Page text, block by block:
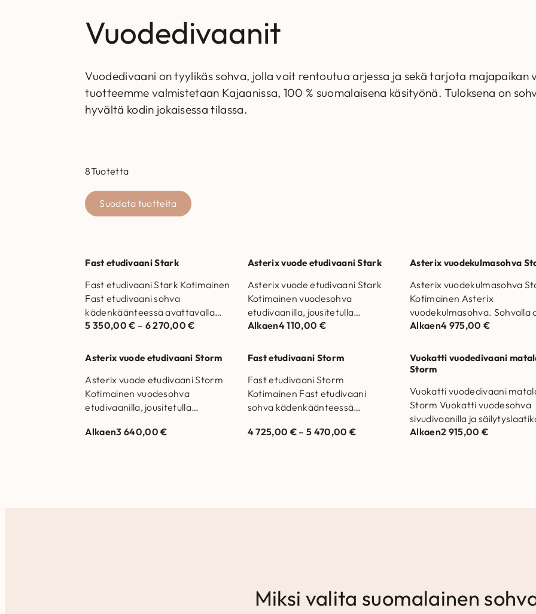
Vuodedivaanit
Vuodedivaani on tyylikäs sohva, jolla voit rentoutua arjessa ja sekä tarjota majapaikan
tuotteemme valmistetaan Kajaanissa, 100 % suomalaisena käsityönä. Tuloksena on
hyvältä kodin jokaisessa tilassa.
8Tuotetta
Suodata tuotteita
Fast etudivaani Stark
Fast etudivaani Stark Kotimainen
Fast etudivaani sohva
kädenkäänteessä avattavalla
vuodemekanismilla.
massiivipuusta ja kertopuusta
allergiaystävällistä Eco…
5 350,00€ – 6 270,00€
Asterix vuode etudivaani Stark
Asterix vuode etudivaani Stark
Kotimainen vuodesohva
etudivaanilla, jousitetulla
tuplamekanismilla ja kiinteillä
valmistettu massiivipuusta ja
täytteenä…
Alkaen4 110,00 €
Asterix vuodekulmasohva
Asterix vuodekulmasohva
Kotimainen Asterix
vuodekulmasohva. Sohvalla
25 vuoden runko- ja
valmistettu massiivipuusta ja
kertopuusta Selkätyynyjen…
Alkaen4 975,00 €
Asterix vuode etudivaani Storm
Asterix vuode etudivaani Storm
Kotimainen vuodesohva
etudivaanilla, jousitetulla
istuintyynyillä. Runkorakenne on
Alkaen3 640,00€
Fast etudivaani Storm
Fast etudivaani Storm
Kotimainen Fast etudivaani
sohva kädenkäänteessä
Runkorakenne on valmistettu
4 725,00 €– 5 470,00 €
Vuokatti vuodedivaani
Storm
Vuokatti vuodedivaani
Storm Vuokatti vuodesohva
sivudivaanilla ja
Divaanin koko 90 x 200
Alkaen2 915,00 €
Miksi valita suomalainen